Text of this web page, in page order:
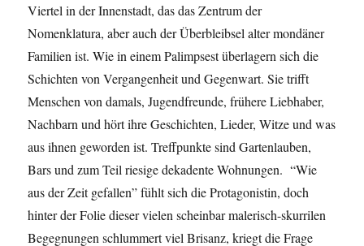
Viertel in der Innenstadt, das das Zentrum der
Nomenklatura, aber auch der Überbleibsel alter mondäner
Familien ist. Wie in einem Palimpsest überlagern sich die
Schichten von Vergangenheit und Gegenwart. Sie trifft
Menschen von damals, Jugendfreunde, frühere Liebhaber,
Nachbarn und hört ihre Geschichten, Lieder, Witze und was
aus ihnen geworden ist. Treffpunkte sind Gartenlauben,
Bars und zum Teil riesige dekadente Wohnungen. “Wie
aus der Zeit gefallen” fühlt sich die Protagonistin, doch
hinter der Folie dieser vielen scheinbar malerisch-skurrilen
Begegnungen schlummert viel Brisanz, kriegt die Frage